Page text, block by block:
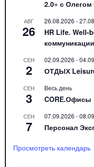
2.0» с
АВГ
26
26.08.2026 -
HR Life. Well-
коммуникации
СЕН
2
02.09.2026 -
ОТДЫХ
СЕН
3
Весь день
CORE.Офисы
СЕН
7
07.09.2026 -
Персонал
Просмотреть календарь